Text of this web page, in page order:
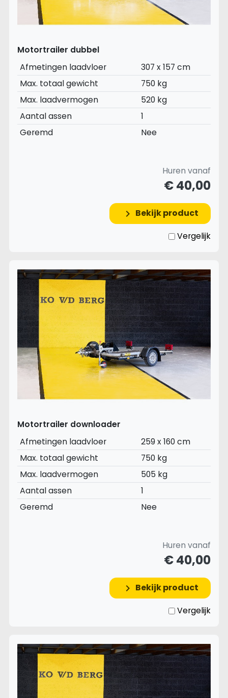
Motortrailer dubbel
Afmetingen laadvloer
307 x 157 cm
Max. totaal gewicht
750 kg
Max. laadvermogen
520 kg
Aantal assen
1
Geremd
Nee
Huren vanaf
€ 40,00
keyboard_arrow_right Bekijk product
Vergelijk
Motortrailer downloader
Afmetingen laadvloer
259 x 160 cm
Max. totaal gewicht
750 kg
Max. laadvermogen
505 kg
Aantal assen
1
Geremd
Nee
Huren vanaf
€ 40,00
keyboard_arrow_right Bekijk product
Vergelijk